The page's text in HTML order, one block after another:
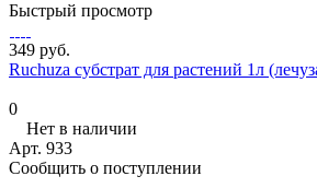
Быстрый просмотр
349 руб.
Ruchuza субстрат для растений 1л
0
Нет в наличии
Арт. 933
Сообщить о поступлении